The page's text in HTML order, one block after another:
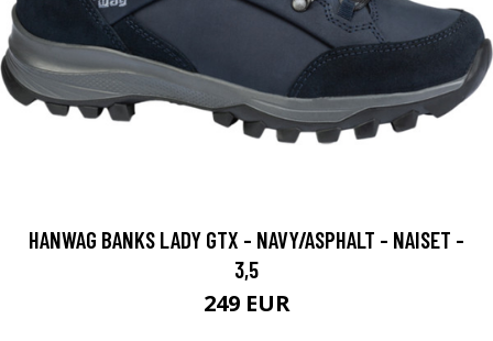
HANWAG BANKS LADY GTX - NAVY/ASPHALT - NAISET -
3,5
249 EUR